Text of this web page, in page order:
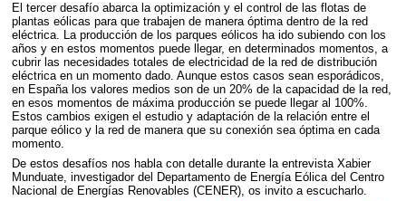
El tercer desafío abarca la optimización y el control de las flotas de
plantas eólicas para que trabajen de manera óptima dentro de la red
eléctrica. La producción de los parques eólicos ha ido subiendo con los
años y en estos momentos puede llegar, en determinados momentos, a
cubrir las necesidades totales de electricidad de la red de distribución
eléctrica en un momento dado. Aunque estos casos sean esporádicos,
en España los valores medios son de un 20% de la capacidad de la red,
en esos momentos de máxima producción se puede llegar al 100%.
Estos cambios exigen el estudio y adaptación de la relación entre el
parque eólico y la red de manera que su conexión sea óptima en cada
momento.
De estos desafíos nos habla con detalle durante la entrevista Xabier
Munduate, investigador del Departamento de Energía Eólica del Centro
Nacional de Energías Renovables (CENER), os invito a escucharlo.